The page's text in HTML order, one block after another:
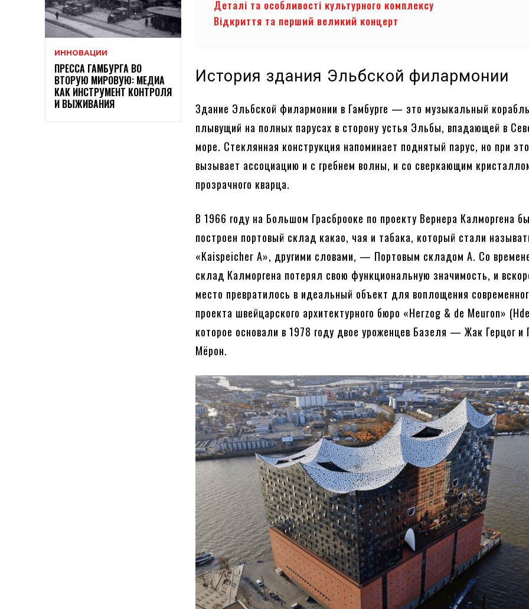
ИННОВАЦИИ
ПРЕССА ГАМБУРГА ВО
ВТОРУЮ МИРОВУЮ: МЕДИА
КАК ИНСТРУМЕНТ КОНТРОЛЯ
И ВЫЖИВАНИЯ
Деталі та особливості культурного комплексу
Відкриття та перший великий концерт
История здания Эльбской филармонии
Здание Эльбской филармонии в Гамбурге — это музыкальный
плывущий на полных парусах в сторону устья Эльбы, впадающей в
море. Стеклянная конструкция напоминает поднятый парус, но при
вызывает ассоциацию и с гребнем волны, и со сверкающим
прозрачного кварца.
В 1966 году на Большом Грасброоке по проекту Вернера Калморгена
построен портовый склад какао, чая и табака, который стали
«Kaispeicher A», другими словами, — Портовым складом A. Со
склад Калморгена потерял свою функциональную значимость, и
место превратилось в идеальный объект для воплощения
проекта швейцарского архитектурного бюро «Herzog & de Meuron»
которое основали в 1978 году двое уроженцев Базеля — Жак Герцог и
Мёрон.